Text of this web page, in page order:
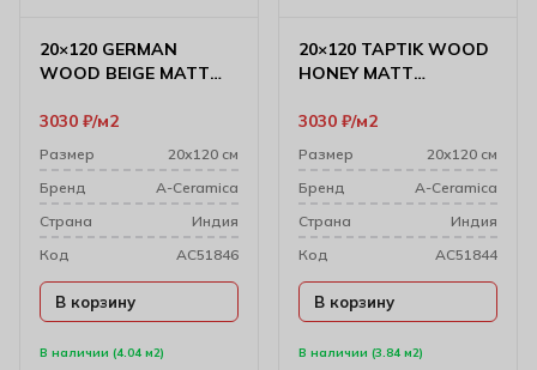
20×120 GERMAN
WOOD BEIGE MATT
В наличии (4.04 м2)
3030 ₽ м2
Размер
20х120 см
Бренд
A-Ceramica
Cтрана
Индия
Код
AC51846
В корзину
20×120 TAPTIK WOOD
HONEY MATT
В наличии (3.84 м2)
3030 ₽ м2
Размер
20х120 см
Бренд
A-Ceramica
Cтрана
Индия
Код
AC51844
В корзину